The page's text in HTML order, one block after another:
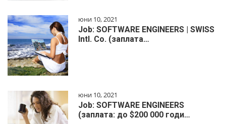
юни 10, 2021
Job: SOFTWARE ENGINEERS | SWISS
Intl. Co. (заплата…
юни 10, 2021
Job: SOFTWARE ENGINEERS
(заплата: до $200 000 годи…